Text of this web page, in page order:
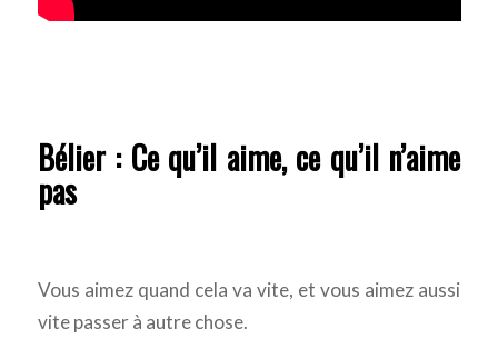
Bélier : Ce qu’il aime, ce qu’il n’aime
pas
Vous aimez quand cela va vite, et vous aimez aussi
vite passer à autre chose.